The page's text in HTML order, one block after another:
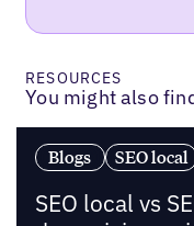
RESOURCES
You might also
Blogs SEO local
SEO local vs